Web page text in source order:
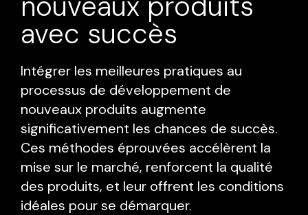
avec succès
Intégrer les meilleures pratiques au
processus de développement de
nouveaux produits augmente
significativement les chances de succès.
Ces méthodes éprouvées accélèrent la
mise sur le marché, renforcent la qualité
des produits, et leur offrent les conditions
idéales pour se démarquer.